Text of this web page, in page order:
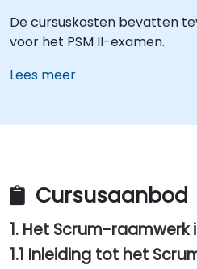
De cursuskosten bevatten
voor het PSM II-examen.
Lees meer
Cursusaanbod
1. Het Scrum-raamwerk
1.1 Inleiding tot het